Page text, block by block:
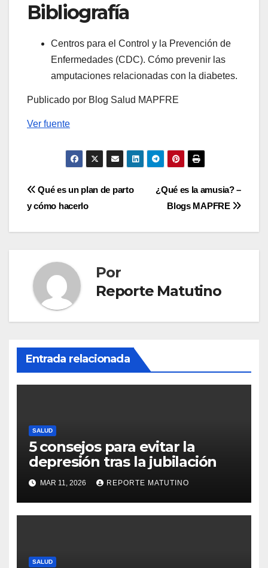
Bibliografía
Centros para el Control y la Prevención de
Enfermedades (CDC). Cómo prevenir las
amputaciones relacionadas con la diabetes.
Publicado por Blog Salud MAPFRE
Ver fuente
Navegación
de
¿Qué es la amusia? –
Blogs MAPFRE
Qué es un plan de parto
y cómo hacerlo
Por
Reporte Matutino
Entrada relacionada
SALUD
5 consejos para evitar la
depresión tras la jubilación
MAR 11, 2026 REPORTE MATUTINO
SALUD